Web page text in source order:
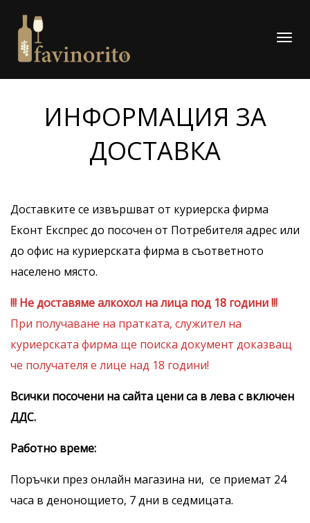
ИНФОРМАЦИЯ ЗА
ДОСТАВКА
Доставките се извършват от куриерска фирма
Еконт Експрес до посочен от Потребителя адрес или
до офис на куриерската фирма в съответното
населено място.
!!! Не доставяме алкохол на лица под 18 години !!!
При получаване на пратката, служител на
куриерската фирма ще поиска документ доказващ
че получателя е лице над 18 години!
Всички посочени на сайта цени са в лева с включен
ДДС.
Работно време:
Поръчки през онлайн магазина ни, се приемат 24
часа в денонощието, 7 дни в седмицата.